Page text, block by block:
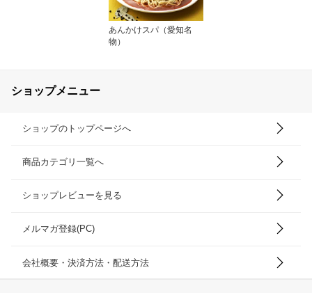
あんかけスパ（愛知名
物）
ショップメニュー
ショップのトップページへ
商品カテゴリ一覧へ
ショップレビューを見る
メルマガ登録(PC)
会社概要・決済方法・配送方法